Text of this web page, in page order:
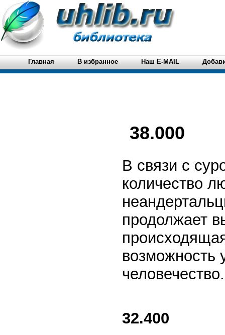
Главная В избранное Наш E-MAIL
38.000
В связи с
количество
продолжает
возможность
32.400